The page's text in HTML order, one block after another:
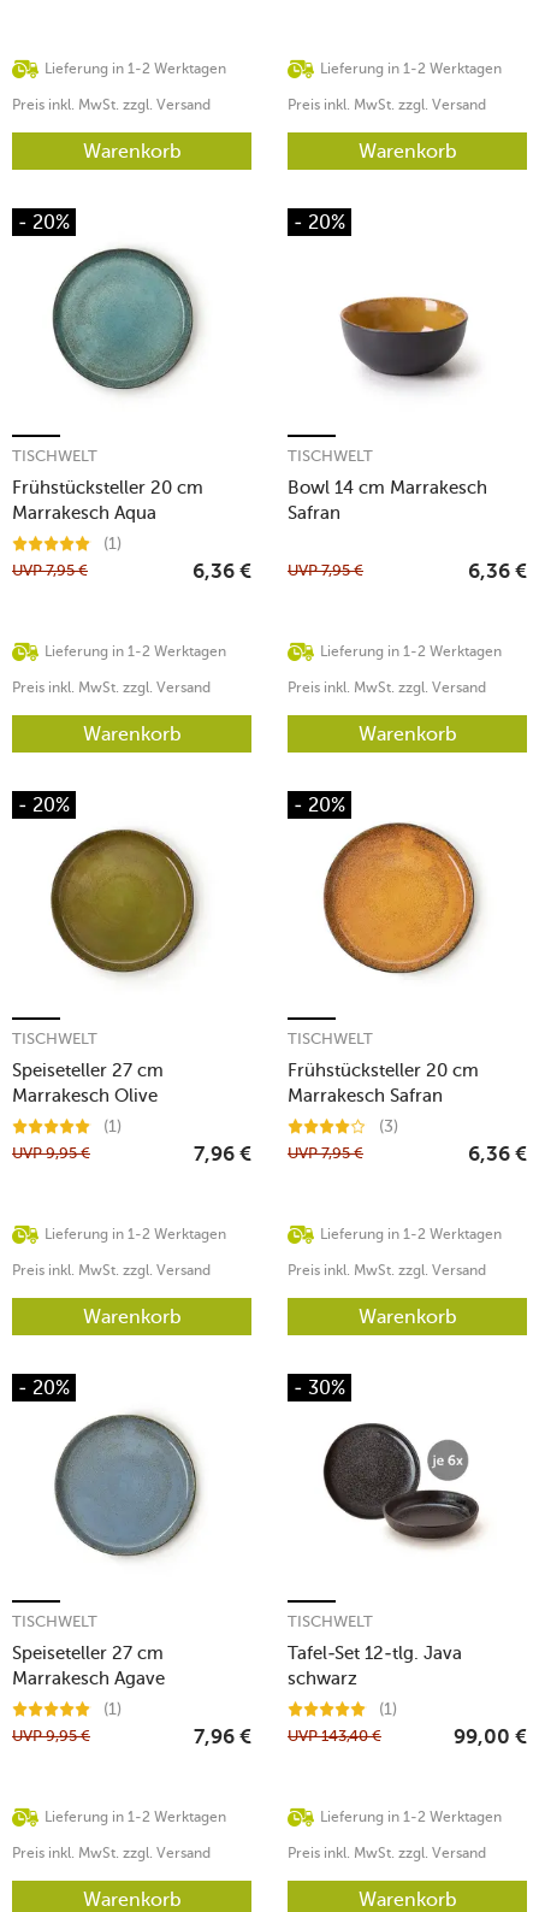
Lieferung in 1-2 Werktagen
Preis inkl. MwSt. zzgl. Versand
Warenkorb
Lieferung in 1-2 Werktagen
Preis inkl. MwSt. zzgl. Versand
Warenkorb
- 20%
Frühstücksteller 20 cm
Marrakesch Aqua
TISCHWELT
(1)
Lieferung in 1-2 Werktagen
UVP7,95 € 6,36 €
Preis inkl. MwSt. zzgl. Versand
Warenkorb
- 20%
Bowl 14 cm Marrakesch
Safran
TISCHWELT
Lieferung in 1-2 Werktagen
UVP7,95 € 6,36 €
Preis inkl. MwSt. zzgl. Versand
Warenkorb
- 20%
Speiseteller 27 cm
Marrakesch Olive
TISCHWELT
(1)
Lieferung in 1-2 Werktagen
UVP9,95 € 7,96 €
Preis inkl. MwSt. zzgl. Versand
Warenkorb
- 20%
Frühstücksteller 20 cm
Marrakesch Safran
TISCHWELT
(3)
Lieferung in 1-2 Werktagen
UVP7,95 € 6,36 €
Preis inkl. MwSt. zzgl. Versand
Warenkorb
- 20%
Speiseteller 27 cm
Marrakesch Agave
TISCHWELT
(1)
Lieferung in 1-2 Werktagen
UVP9,95 € 7,96 €
Preis inkl. MwSt. zzgl. Versand
Warenkorb
- 30%
Tafel-Set 12-tlg. Java
schwarz
TISCHWELT
(1)
Lieferung in 1-2 Werktagen
UVP143,40 € 99,00 €
Preis inkl. MwSt. zzgl. Versand
Warenkorb